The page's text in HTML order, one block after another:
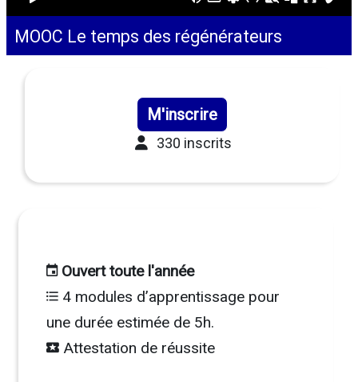
MOOC Le temps des régénérateurs
Ouvert toute l'année
4 modules d’apprentissage pour
une durée estimée de 5h.
Attestation de réussite
M'inscrire
330 inscrits